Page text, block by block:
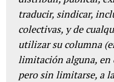
traducir, sindicar,
colectivas, y de
utilizar su columna
limitación alguna, en
pero sin limitarse, a